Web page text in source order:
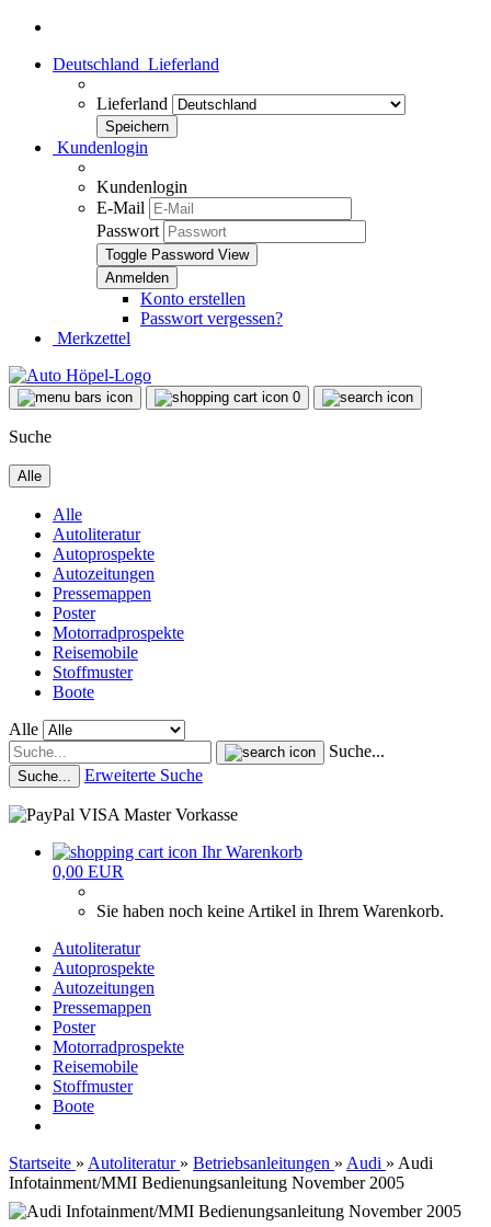
Deutschland Lieferland
Lieferland
Kundenlogin
Kundenlogin
E-Mail
Passwort
Toggle Password View
Konto erstellen
Passwort vergessen?
Merkzettel
0
Suche
Alle
Alle
Autoliteratur
Autoprospekte
Autozeitungen
Pressemappen
Poster
Motorradprospekte
Reisemobile
Stoffmuster
Boote
Alle
Suche...
Suche... Erweiterte Suche
Ihr Warenkorb
0,00 EUR
Sie haben noch keine Artikel in Ihrem Warenkorb.
Autoliteratur
Autoprospekte
Autozeitungen
Pressemappen
Poster
Motorradprospekte
Reisemobile
Stoffmuster
Boote
Startseite » Autoliteratur » Betriebsanleitungen » Audi » Audi
Infotainment/MMI Bedienungsanleitung November 2005